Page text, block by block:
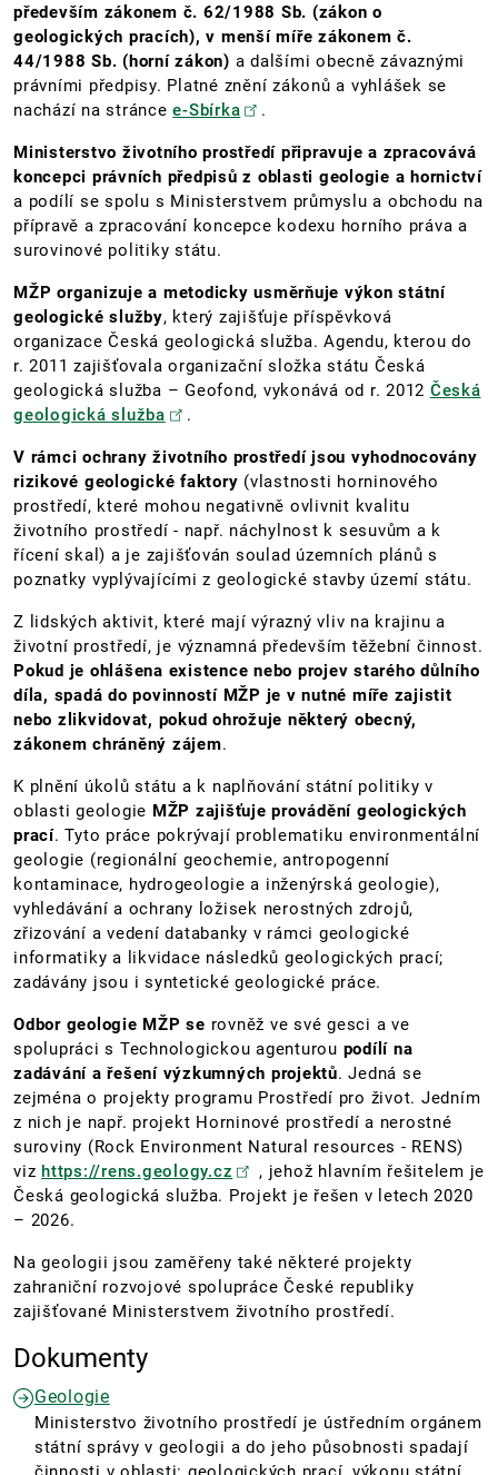
především zákonem č. 62/1988 Sb. (zákon o
geologických pracích), v menší míře zákonem č.
44/1988 Sb. (horní zákon) a dalšími obecně závaznými
právními předpisy. Platné znění zákonů a vyhlášek se
nachází na stráncee-Sbírka .
Ministerstvo životního prostředí připravuje a zpracovává
koncepci právních předpisů z oblasti geologie a hornictví
a podílí se spolu s Ministerstvem průmyslu a obchodu na
přípravě a zpracování koncepce kodexu horního práva a
surovinové politiky státu.
MŽP organizuje a metodicky usměrňuje výkon státní
geologické služby, který zajišťuje příspěvková
organizace Česká geologická služba. Agendu, kterou do
r. 2011 zajišťovala organizační složka státu Česká
geologická služba – Geofond, vykonává od r. 2012 Česká
geologická služba
.
V rámci ochrany životního prostředí jsou vyhodnocovány
rizikové geologické faktory (vlastnosti horninového
prostředí, které mohou negativně ovlivnit kvalitu
životního prostředí - např. náchylnost k sesuvům a k
řícení skal) a je zajišťován soulad územních plánů s
poznatky vyplývajícími z geologické stavby území státu.
Z lidských aktivit, které mají výrazný vliv na krajinu a
životní prostředí, je významná především těžební činnost.
Pokud je ohlášena existence nebo projev starého důlního
díla, spadá do povinností MŽP je v nutné míře zajistit
nebo zlikvidovat, pokud ohrožuje některý obecný,
zákonem chráněný zájem.
K plnění úkolů státu a k naplňování státní politiky v
oblasti geologie MŽP zajišťuje provádění geologických
prací. Tyto práce pokrývají problematiku environmentální
geologie (regionální geochemie, antropogenní
kontaminace, hydrogeologie a inženýrská geologie),
vyhledávání a ochrany ložisek nerostných zdrojů,
zřizování a vedení databanky v rámci geologické
informatiky a likvidace následků geologických prací;
zadávány jsou i syntetické geologické práce.
Odbor geologie MŽP se rovněž ve své gesci a ve
spolupráci s Technologickou agenturou podílí na
zadávání a řešení výzkumných projektů. Jedná se
zejména o projekty programu Prostředí pro život. Jedním
z nich je např. projekt Horninové prostředí a nerostné
suroviny (Rock Environment Natural resources - RENS)
viz https://rens.geology.cz
, jehož hlavním řešitelem je
Česká geologická služba. Projekt je řešen v letech 2020
– 2026.
Na geologii jsou zaměřeny také některé projekty
zahraniční rozvojové spolupráce České republiky
zajišťované Ministerstvem životního prostředí.
Dokumenty
Geologie
Ministerstvo životního prostředí je ústředním orgánem
státní správy v geologii a do jeho působnosti spadají